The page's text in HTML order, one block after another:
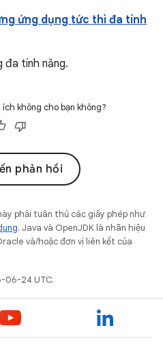
ứng dụng tức thì đa tính
đa tính năng.
không cho bạn không?
phản hồi
phải tuân thủ các giấy phép như
. Java và OpenJDK là nhãn hiệu
và/hoặc đơn vị liên kết của
06-24 UTC.